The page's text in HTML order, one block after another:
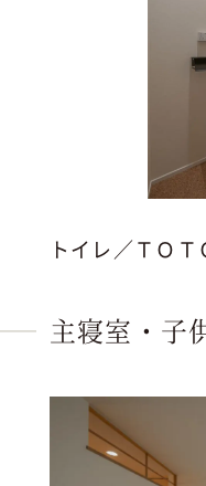
トイレ／ＴＯＴ
主寝室・子